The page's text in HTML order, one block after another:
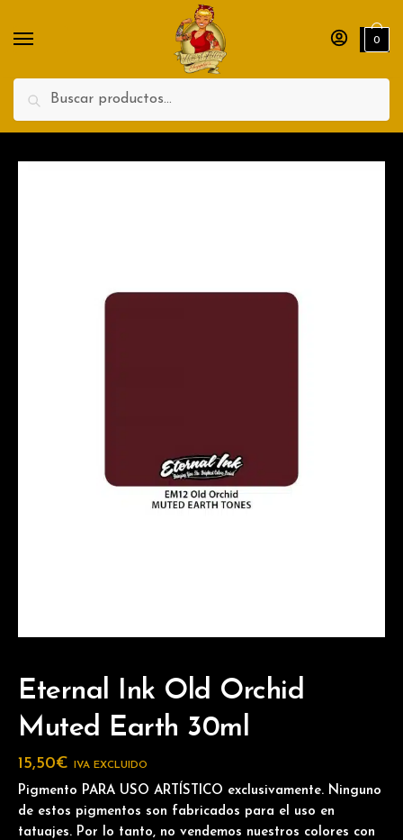
Search
0
Eternal Ink Old Orchid
Muted Earth 30ml
15,50€ IVA EXCLUIDO
Pigmento PARA USO ARTÍSTICO exclusivamente. Ninguno
de estos pigmentos son fabricados para el uso en
tatuajes. Por lo tanto, no vendemos nuestros colores con
Apellidos
Enviar